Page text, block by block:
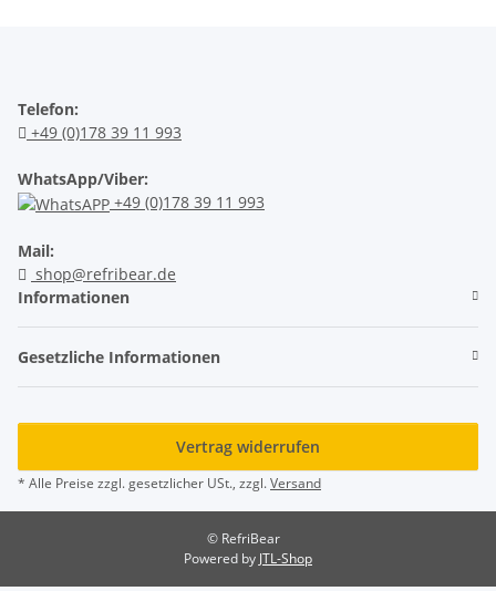
Telefon:
+49 (0)178 39 11 993
WhatsApp/Viber:
+49 (0)178 39 11 993
Mail:
shop@refribear.de
Informationen
Gesetzliche Informationen
Vertrag widerrufen
* Alle Preise zzgl. gesetzlicher USt., zzgl.Versand
© RefriBear
Powered by JTL-Shop